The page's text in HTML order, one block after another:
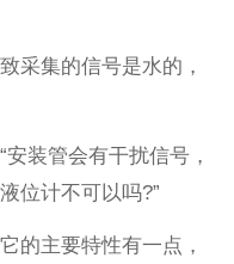
采集的信号是水的，
装管会有干扰信号，
位计不可以吗?”
的主要特性有一点，